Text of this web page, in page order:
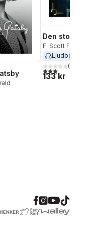
Totalt antal röster:
Den store
F. Scott
Ljudbok
3,0utav 5(
133 kr